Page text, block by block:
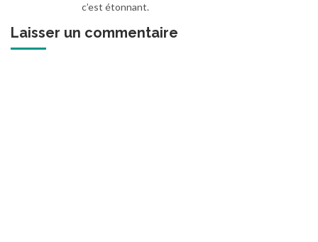
c’est étonnant.
Laisser un commentaire